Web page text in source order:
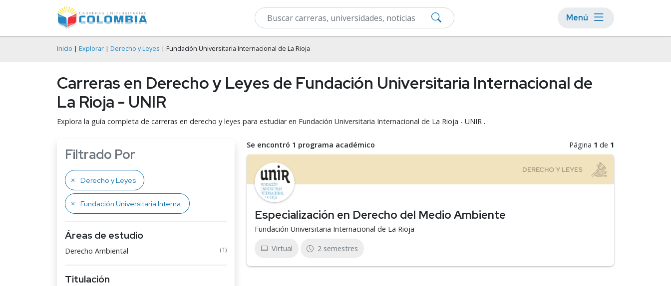
Menú
Inicio | Explorar | Derecho y Leyes | Fundación Universitaria Internacional de La Rioja
Carreras en Derecho y Leyes de Fundación Universitaria Internacional de
La Rioja - UNIR
Explora la guía completa de carreras en derecho y leyes para estudiar en Fundación Universitaria Internacional de La Rioja - UNIR .
Filtrado Por
Derecho y Leyes
Fundación Universitaria Internacional de La Rioja
Áreas de estudio
Derecho Ambiental (1)
Titulación
Se encontró 1 programa académico Página 1 de 1
Especialización en Derecho del Medio Ambiente
Fundación Universitaria Internacional de La Rioja
Virtual 2 semestres